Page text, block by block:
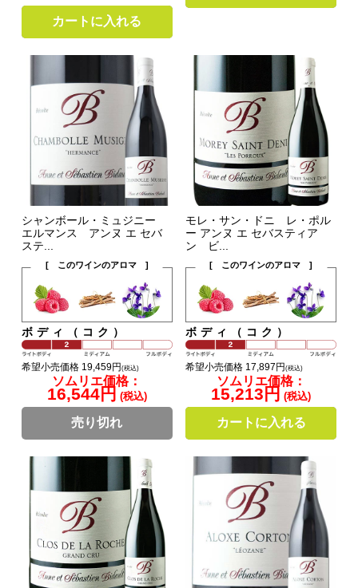
カートに入れる
シャンボール・ミュジニー
エルマンス アンヌ エ セバ
ステ...
[ このワインのアロマ ]
ボディ（コク）
希望小売価格 19,459円(税込)
ソムリエ価格：
16,544円 (税込)
売り切れ
モレ・サン・ドニ レ・ポル
ー アンヌ エ セバスティア
ン ビ...
[ このワインのアロマ ]
ボディ（コク）
希望小売価格 17,897円(税込)
ソムリエ価格：
15,213円 (税込)
カートに入れる